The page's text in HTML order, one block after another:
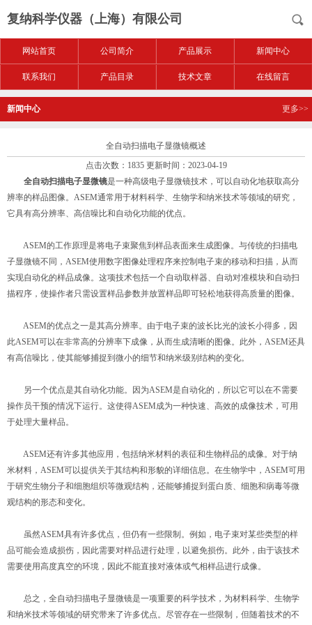
复纳科学仪器（上海）有限公司
网站首页 公司简介 产品展示 新闻中心
联系我们 产品目录 技术文章 在线留言
新闻中心 更多>>
全自动扫描电子显微镜概述
点击次数：1835 更新时间：2023-04-19
全自动扫描电子显微镜是一种高级电子显微镜技术，可以自动化地获取高分
辨率的样品图像。ASEM通常用于材料科学、生物学和纳米技术等领域的研究，
它具有高分辨率、高信噪比和自动化功能的优点。
ASEM的工作原理是将电子束聚焦到样品表面来生成图像。与传统的扫描电
子显微镜不同，ASEM使用数字图像处理程序来控制电子束的移动和扫描，从而
实现自动化的样品成像。这项技术包括一个自动取样器、自动对准模块和自动扫
描程序，使操作者只需设置样品参数并放置样品即可轻松地获得高质量的图像。
ASEM的优点之一是其高分辨率。由于电子束的波长比光的波长小得多，因
此ASEM可以在非常高的分辨率下成像，从而生成清晰的图像。此外，ASEM还具
有高信噪比，使其能够捕捉到微小的细节和纳米级别结构的变化。
另一个优点是其自动化功能。因为ASEM是自动化的，所以它可以在不需要
操作员干预的情况下运行。这使得ASEM成为一种快速、高效的成像技术，可用
于处理大量样品。
ASEM还有许多其他应用，包括纳米材料的表征和生物样品的成像。对于纳
米材料，ASEM可以提供关于其结构和形貌的详细信息。在生物学中，ASEM可用
于研究生物分子和细胞组织等微观结构，还能够捕捉到蛋白质、细胞和病毒等微
观结构的形态和变化。
虽然ASEM具有许多优点，但仍有一些限制。例如，电子束对某些类型的样
品可能会造成损伤，因此需要对样品进行处理，以避免损伤。此外，由于该技术
需要使用高度真空的环境，因此不能直接对液体或气相样品进行成像。
总之，全自动扫描电子显微镜是一项重要的科学技术，为材料科学、生物学
和纳米技术等领域的研究带来了许多优点。尽管存在一些限制，但随着技术的不